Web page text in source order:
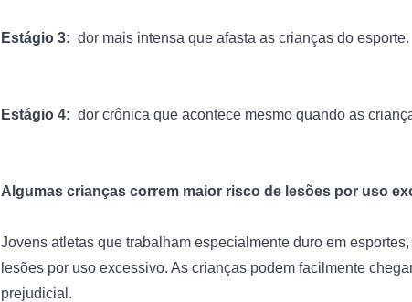
Estágio 3: dor mais intensa que afasta as crianças do esporte.
Estágio 4: dor crônica que acontece mesmo quando as
Algumas crianças correm maior risco de lesões por uso
Jovens atletas que trabalham especialmente duro em
lesões por uso excessivo. As crianças podem facilmente
prejudicial.